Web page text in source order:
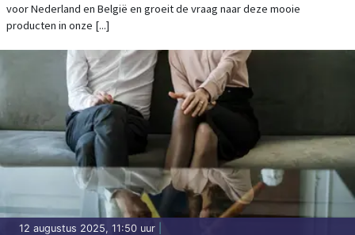
voor Nederland en België en groeit de vraag naar deze mooie
producten in onze [...]
12 augustus 2025, 11:50 uur